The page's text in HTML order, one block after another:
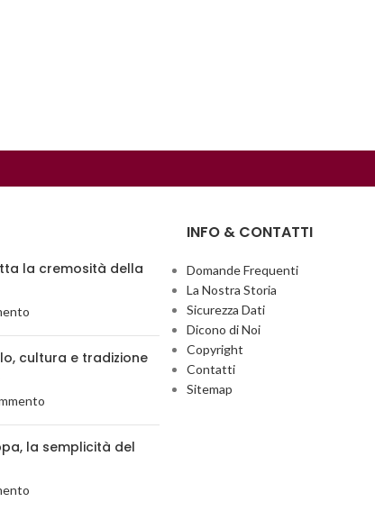
la cremosità della
cultura e tradizione
la semplicità del
INFO & CONTATTI
Domande Frequenti
La Nostra Storia
Sicurezza Dati
Dicono di Noi
Copyright
Contatti
Sitemap